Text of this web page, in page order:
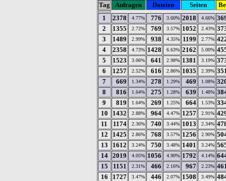
Tag Anfragen Dateien Seiten
1
2378 4.77% 776 3.60% 2018 4.66%
2
1355 2.72% 769 3.57% 1052 2.43%
3
1489 2.99% 938 4.35% 1199 2.77%
4
2358 4.73% 1428 6.63% 2162 5.00%
5
1523 3.06% 641 2.98% 1381 3.19%
6
1257 2.52% 616 2.86% 1035 2.39%
7
669 1.34% 278 1.29% 469 1.08%
8
816 1.64% 275 1.28% 639 1.48%
9
819 1.64% 269 1.25% 664 1.53%
10
1432 2.88% 964 4.47% 1257 2.91%
11
1174 2.36% 740 3.44% 1013 2.34%
12
1425 2.86% 768 3.57% 1256 2.90%
13
1612 3.24% 750 3.48% 1401 3.24%
14
2019 4.05% 1056 4.90% 1792 4.14%
15
1151 2.31% 466 2.16% 967 2.23%
16
1727 3.47% 446 2.07% 1508 3.49%